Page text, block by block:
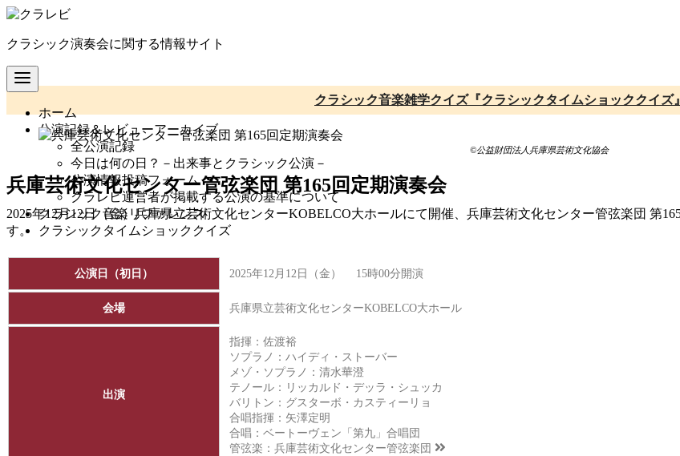
コ
テ
ン
ツ
移
クラシック演奏会に関する情報サイト
ホーム
公演記録＆レビューアーカイブ
全公演記録
今日は何の日？－出来事とクラシック公演－
公演情報投稿フォーム
クラレビ運営者が掲載する公演の基準について
クラシック音楽リファレンス
クラシックタイムショッククイズ
クラシック音楽雑学クイズ『クラシックタイムショッククイズ
©公益財団法人兵庫県芸術文化協会
兵庫芸術文化センター管弦楽団 第165回定期演奏会
2025年12月12日（金）兵庫県立芸術文化センターKOBELCO大ホールにて開催、兵庫芸術文化センター管弦楽団 第
す。
公演日（初日） 2025年12月12日（金） 15時00分開演
会場 兵庫県立芸術文化センターKOBELCO大ホール
出演
指揮：佐渡裕
ソプラノ：ハイディ・ストーバー
メゾ・ソプラノ：清水華澄
テノール：リッカルド・デッラ・シュッカ
バリトン：グスターボ・カスティーリョ
合唱指揮：矢澤定明
合唱：ベートーヴェン「第九」合唱団
管弦楽： 兵庫芸術文化センター管弦楽団